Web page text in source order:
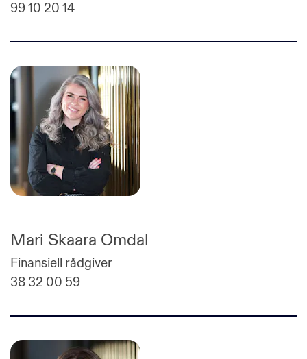
99 10 20 14
Mari Skaara Omdal
Finansiell rådgiver
38 32 00 59